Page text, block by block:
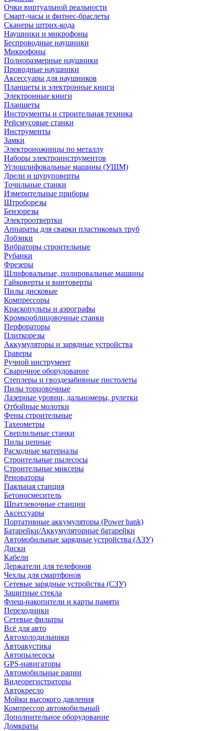
Очки виртуальной реальности
Смарт-часы и фитнес-браслеты
Сканеры штрих-кода
Наушники и микрофоны
Беспроводные наушники
Микрофоны
Полноразмерные наушники
Проводные наушники
Аксессуары для наушников
Планшеты и электронные книги
Электронные книги
Планшеты
Инструменты и строительная техника
Рейсмусовые станки
Инструменты
Замки
Электроножницы по металлу
Наборы электроинструментов
Углошлифовальные машины (УШМ)
Дрели и шуруповерты
Точильные станки
Измерительные приборы
Штроборезы
Бензорезы
Электроотвертки
Аппараты для сварки пластиковых труб
Лобзики
Вибраторы строительные
Рубанки
Фрезеры
Шлифовальные, полировальные машины
Гайковерты и винтоверты
Пилы дисковые
Компрессоры
Краскопульты и аэрографы
Кромкооблицовочные станки
Перфораторы
Плиткорезы
Аккумуляторы и зарядные устройства
Граверы
Ручной инструмент
Сварочное оборудование
Степлеры и гвоздезабивные пистолеты
Пилы торцовочные
Лазерные уровни, дальномеры, рулетки
Отбойные молотки
Фены строительные
Тахеометры
Сверлильные станки
Пилы цепные
Расходные материалы
Строительные пылесосы
Строительные миксеры
Реноваторы
Паяльная станция
Бетоносмеситель
Шпатлевочные станции
Аксессуары
Портативные аккумуляторы (Power bank)
Батарейки/Аккумуляторные батарейки
Автомобильные зарядные устройства (АЗУ)
Диски
Кабели
Держатели для телефонов
Чехлы для смартфонов
Сетевые зарядные устройства (СЗУ)
Защитные стекла
Флеш-накопители и карты памяти
Переходники
Сетевые фильтры
Всё для авто
Автохолодильники
Автоакустика
Автопылесосы
GPS-навигаторы
Автомобильные рации
Видеорегистраторы
Автокресло
Мойки высокого давления
Компрессор автомобильный
Дополнительное оборудование
Домкраты